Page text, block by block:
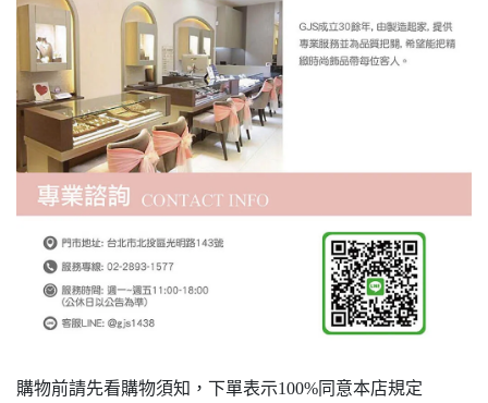
購物前請先看購物須知，下單表示100%同意本店規定